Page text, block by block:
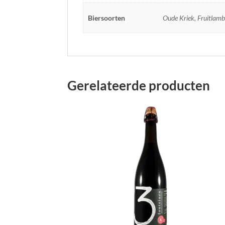
Biersoorten Oude Kriek,
Gerelateerde producten